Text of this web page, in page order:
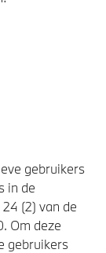
gebruikers
in de
(2) van de
Om deze
gebruikers